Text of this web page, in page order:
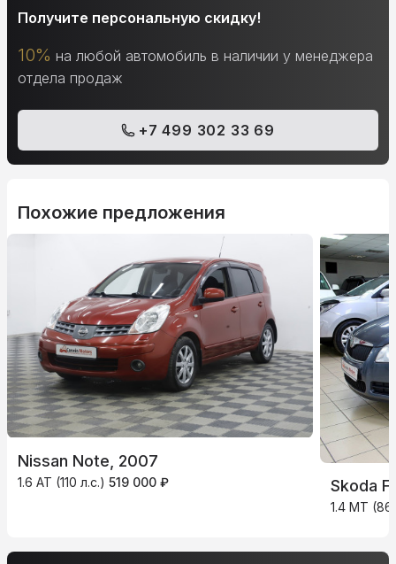
Получите персональную скидку!
10% на любой автомобиль в наличии у менеджера
отдела продаж
+7 499 302 33 69
Похожие предложения
Nissan Note, 2007
1.6 AT (110 л.с.) 519 000 ₽ Skoda
1.4 MT